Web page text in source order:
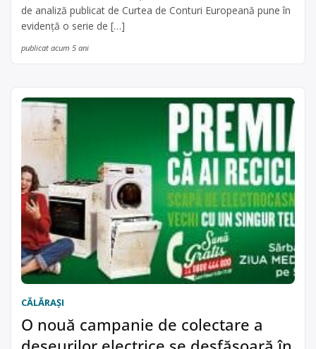
de analiză publicat de Curtea de Conturi Europeană pune în
evidență o serie de […]
publicat acum 5 ani
CĂLĂRAŞI
O nouă campanie de colectare a